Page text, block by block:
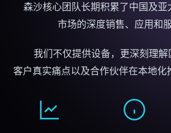
森沙核心团队长期积累了中国及亚
市场的深度销售、应用和
我们不仅提供设备，更深刻理解
客户真实痛点以及合作伙伴在本地化